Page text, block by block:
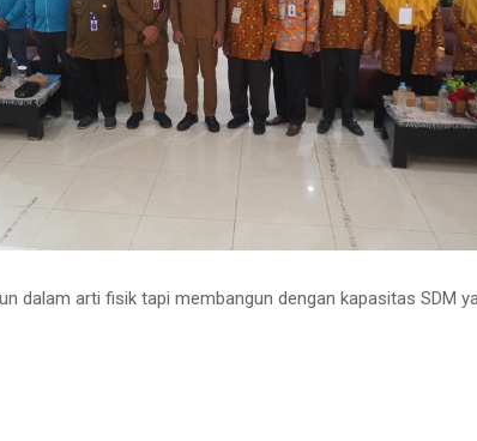
dalam arti fisik tapi membangun dengan kapasitas SDM